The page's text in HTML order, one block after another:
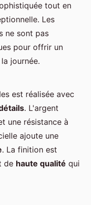
tout en
Les
ne sont pas
pour offrir un
journée.
est réalisée avec
. L'argent
une résistance à
ajoute une
. La finition est
de haute qualité qui